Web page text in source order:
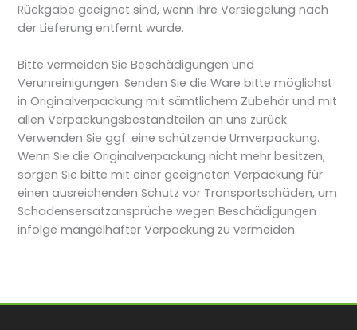
Rückgabe geeignet sind, wenn ihre Versiegelung nach
der Lieferung entfernt wurde.
Bitte vermeiden Sie Beschädigungen und
Verunreinigungen. Senden Sie die Ware bitte möglichst
in Originalverpackung mit sämtlichem Zubehör und mit
allen Verpackungsbestandteilen an uns zurück.
Verwenden Sie ggf. eine schützende Umverpackung.
Wenn Sie die Originalverpackung nicht mehr besitzen,
sorgen Sie bitte mit einer geeigneten Verpackung für
einen ausreichenden Schutz vor Transportschäden, um
Schadensersatzansprüche wegen Beschädigungen
infolge mangelhafter Verpackung zu vermeiden.